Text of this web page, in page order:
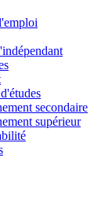
secondaire
supérieur